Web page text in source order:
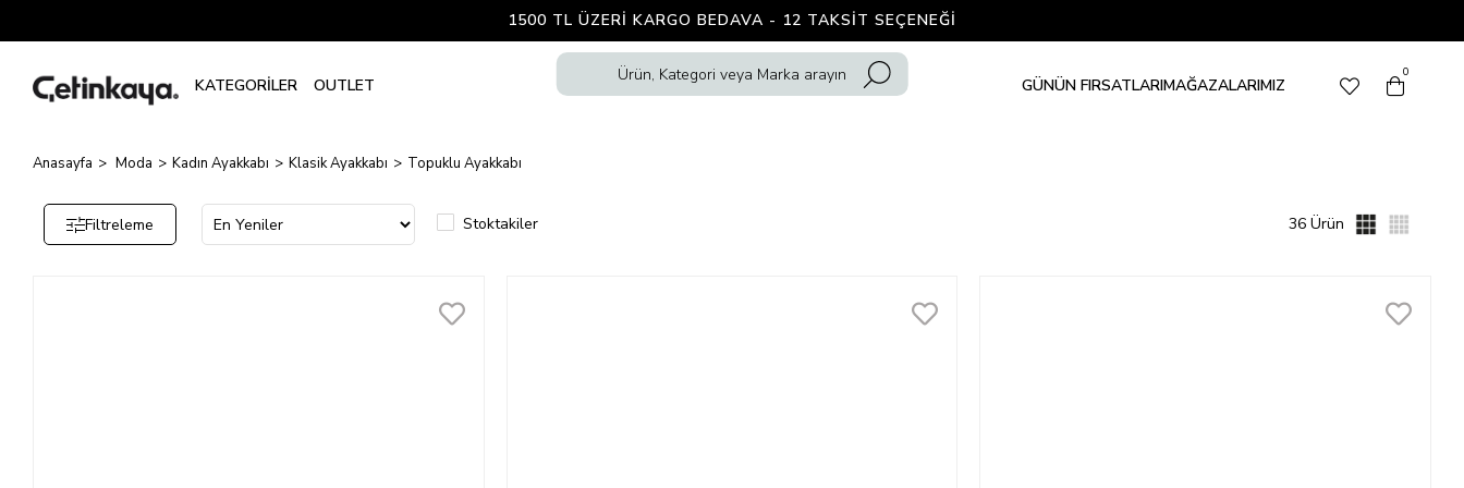
1500 TL ÜZERI KARGO BEDAVA - 12 TAKSIT SEÇENEĞI
GÜNÜN FIRSATLARIMAĞAZALARIMIZ
0
Anasayfa Moda Kadın Ayakkabı Klasik Ayakkabı Topuklu Ayakkabı
Filtreleme Stoktakiler 36 Ürün